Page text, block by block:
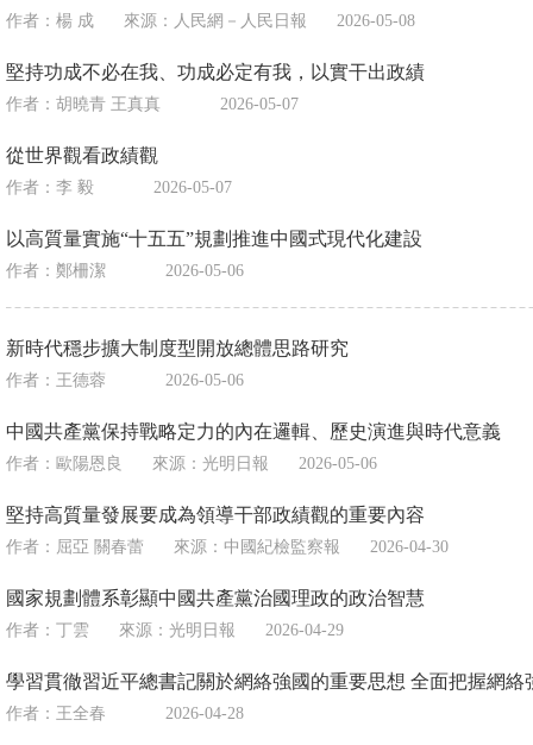
作者：楊 成 來源： 人民網－人民日報 2026-05-08
堅持功成不必在我、功成必定有我，以實干出政績
作者：胡曉青 王真真 2026-05-07
從世界觀看政績觀
作者：李 毅 2026-05-07
以高質量實施“十五五”規劃推進中國式現代化建設
作者：鄭柵潔 2026-05-06
新時代穩步擴大制度型開放總體思路研究
作者：王德蓉 2026-05-06
中國共產黨保持戰略定力的內在邏輯、歷史演進與時代意義
作者：歐陽恩良 來源： 光明日報 2026-05-06
堅持高質量發展要成為領導干部政績觀的重要內容
作者：屈亞 關春蕾 來源： 中國紀檢監察報 2026-04-30
國家規劃體系彰顯中國共產黨治國理政的政治智慧
作者：丁雲 來源： 光明日報 2026-04-29
學習貫徹習近平總書記關於網絡強國的重要思想 全面把握網絡
作者：王全春 2026-04-28